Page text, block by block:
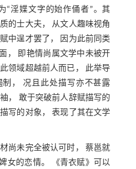
“淫媟文字的始作俑者”。其
的士大夫， 从文人趣味视角
中逞才罢了， 因为此前同类
， 即艳情尚属文学中未被开
领域超越前人而已， 此举导
， 况且此处描写亦不甚露
， 敢于突破前人辞赋描写的
写的对象， 表现了其在文学
尚未完全被认可时， 蔡邕就
女的恋情。 《青衣赋》可以